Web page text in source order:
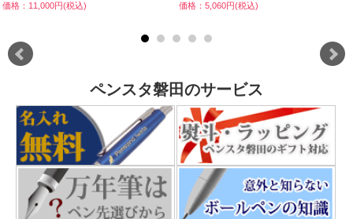
価格：11,000円(税込) 価格：5,060円(税込)
ペンスタ磐田のサービス